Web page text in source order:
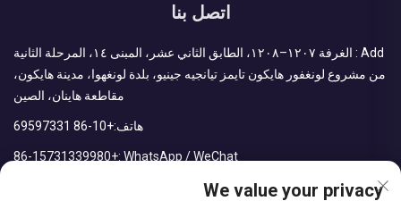
اتصل بنا
Add : الغرفة ١٢٠٧–١٢٠٨، الطابق الثاني عشر، المبنى ١٤، المرحلة الثانية
من مشروع لونغفور هايكون تايمز تيانجيه جينيو، بلدة لونغهوا، مدينة هايكون،
مقاطعة هاينان، الصين
هاتف:+86-10 69597331
WhatsApp / WeChat :
+86-15731339980
البريد الإلكتروني:We value your privacy